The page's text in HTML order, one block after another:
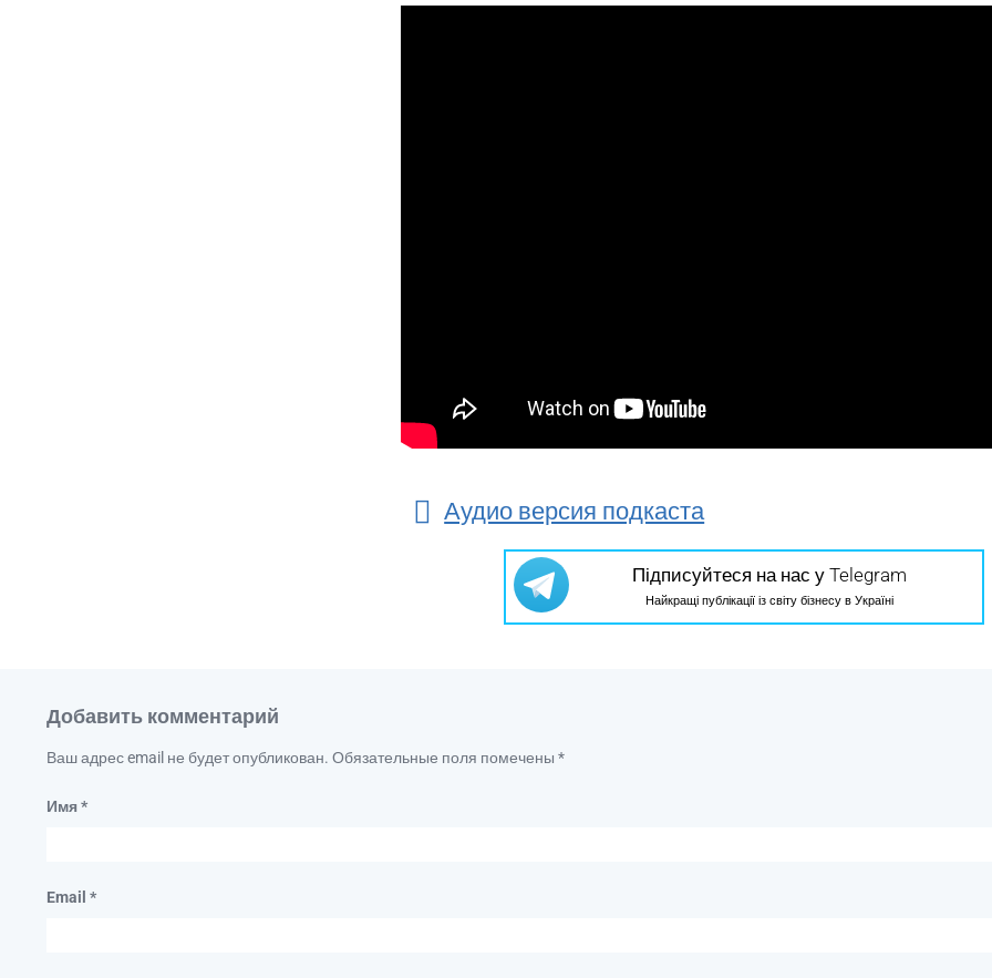
Аудио версия подкаста
Підписуйтеся на нас у Telegram
Найкращі публікації із світу бізнесу в Україні
Добавить комментарий
Ваш адрес email не будет опубликован. Обязательные поля помечены *
Имя*
Email *